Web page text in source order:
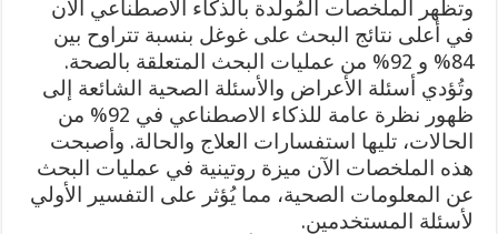
وتظهر الملخصات المُولّدة بالذكاء الاصطناعي الآن
في أعلى نتائج البحث على غوغل بنسبة تتراوح بين
84% و 92% من عمليات البحث المتعلقة بالصحة.
وتُؤدي أسئلة الأعراض والأسئلة الصحية الشائعة إلى
ظهور نظرة عامة للذكاء الاصطناعي في 92% من
الحالات، تليها استفسارات العلاج والحالة. وأصبحت
هذه الملخصات الآن ميزة روتينية في عمليات البحث
عن المعلومات الصحية، مما يُؤثر على التفسير الأولي
لأسئلة المستخدمين.